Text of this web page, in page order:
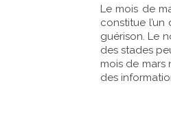
Le mois de
constitue
guérison. Le
des stades
mois de mars
des